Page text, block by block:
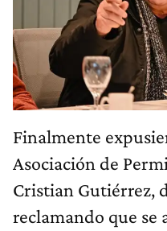
Finalmente
Asociación de
Cristian Gutiérrez,
reclamando que se